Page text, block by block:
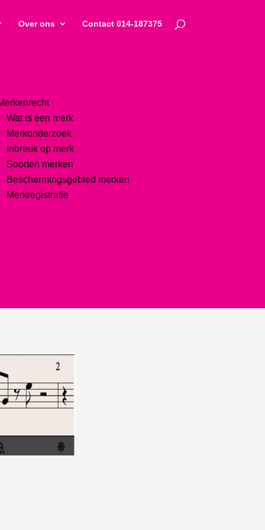
Over ons Contact 014-187375
Wat is een merk
Merkonderzoek
Inbreuk op merk
Soorten merken
Beschermingsgebied merken
Merkregistratie